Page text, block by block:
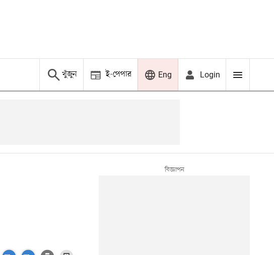
খুঁজুন ই-পেপার Eng Login